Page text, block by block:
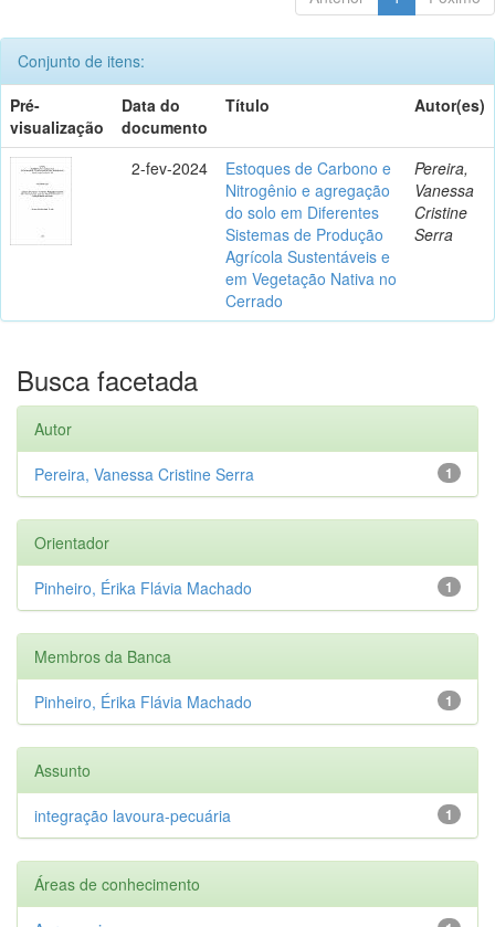
Conjunto de itens:
Pré-
visualização
Data do
documento
Título Autor(es)
2-fev-2024
Estoques de Carbono e
Nitrogênio e agregação
do solo em Diferentes
Sistemas de Produção
Agrícola Sustentáveis e
em Vegetação Nativa no
Cerrado
Pereira,
Vanessa
Cristine
Serra
Busca facetada
Autor
1
Pereira, Vanessa Cristine Serra
Orientador
1
Pinheiro, Érika Flávia Machado
Membros da Banca
1
Pinheiro, Érika Flávia Machado
Assunto
1
integração lavoura-pecuária
Áreas de conhecimento